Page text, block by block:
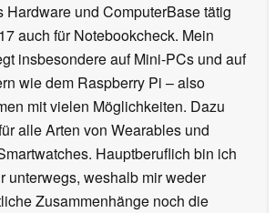
Hardware und ComputerBase tätig
auch für Notebookcheck. Mein
insbesondere auf Mini-PCs und auf
wie dem Raspberry Pi – also
mit vielen Möglichkeiten. Dazu
alle Arten von Wearables und
Hauptberuflich bin ich
unterwegs, weshalb mir weder
Zusammenhänge noch die